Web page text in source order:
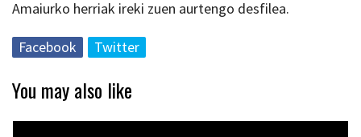
Amaiurko herriak ireki zuen aurtengo desfilea.
Facebook Twitter
You may also like